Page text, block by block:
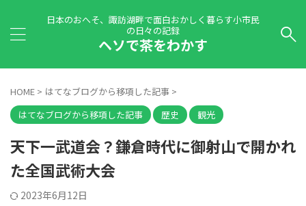
日本のおへそ、諏訪湖畔で面白おかしく暮らす小市民
の日々の記録
ヘソで茶をわかす
HOME > はてなブログから移項した記事 >
はてなブログから移項した記事
歴史 観光
天下一武道会？鎌倉時代に御射山で開かれ
た全国武術大会
2023年6月12日